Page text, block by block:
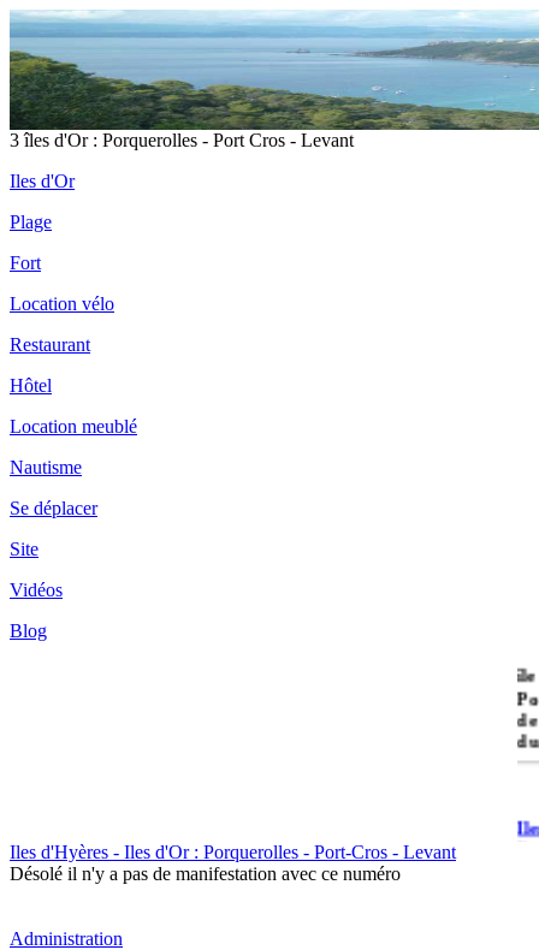
3 îles d'Or : Porquerolles - Port Cros - Levant
Iles d'Or
Plage
Fort
Location vélo
Restaurant
Hôtel
Location meublé
Nautisme
Se déplacer
Site
Vidéos
Blog
île
Iles d'Hyères - Iles d'Or : Porquerolles - Port-Cros - Levant
Désolé il n'y a pas de manifestation avec ce numéro
Administration